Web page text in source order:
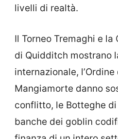
livelli di realtà.
Il Torneo Tremaghi e
di Quidditch mostrano
internazionale,
Mangiamorte danno
conflitto, le Botteghe
banche dei goblin